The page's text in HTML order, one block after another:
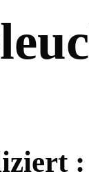
leuc
iziert :